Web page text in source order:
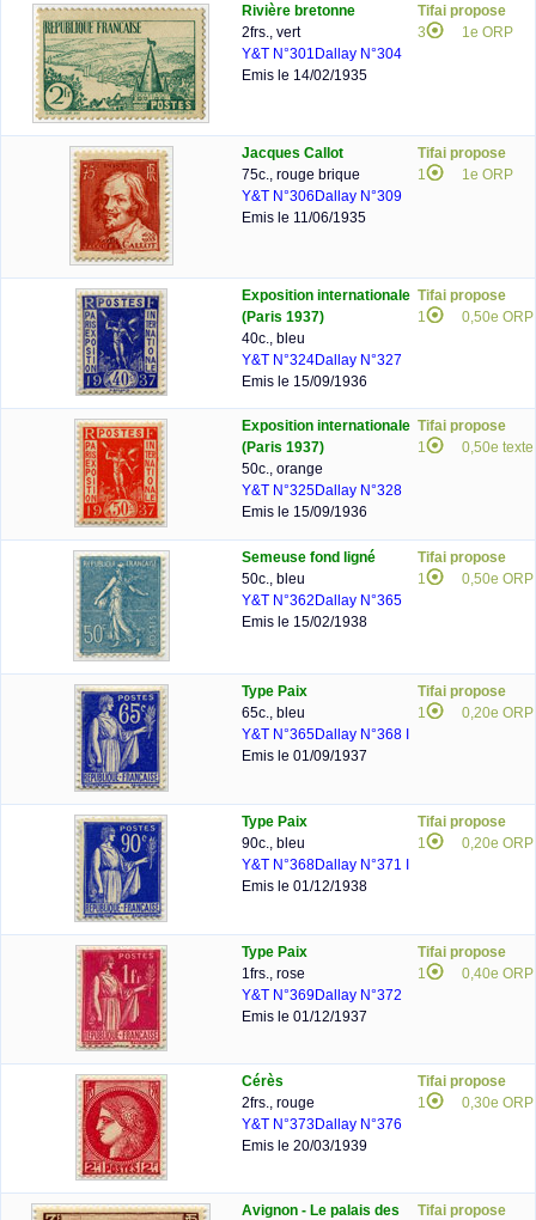
Rivière bretonne
2frs., vert
Y&T N°301 Dallay N°304
Emis le 14/02/1935
Tifai propose
3
1e ORP
Jacques Callot
75c., rouge brique
Y&T N°306 Dallay N°309
Emis le 11/06/1935
Tifai propose
1
1e ORP
Exposition internationale
(Paris 1937)
40c., bleu
Y&T N°324Dallay N°327
Emis le 15/09/1936
Tifai propose
1
0,50e ORP
Exposition internationale
(Paris 1937)
50c., orange
Y&T N°325Dallay N°328
Emis le 15/09/1936
Tifai propose
1
0,50e texte
Semeuse fond ligné
50c., bleu
Y&T N°362 Dallay N°365
Emis le 15/02/1938
Tifai propose
1
0,50e ORP
Type Paix
65c., bleu
Y&T N°365Dallay N°368 I
Emis le 01/09/1937
Tifai propose
1
0,20e ORP
Type Paix
90c., bleu
Y&T N°368Dallay N°371 I
Emis le 01/12/1938
Tifai propose
1
0,20e ORP
Type Paix
1frs., rose
Y&T N°369Dallay N°372
Emis le 01/12/1937
Tifai propose
1
0,40e ORP
Cérès
2frs., rouge
Y&T N°373Dallay N°376
Emis le 20/03/1939
Tifai propose
1
0,30e ORP
Avignon - Le palais des
Tifai propose